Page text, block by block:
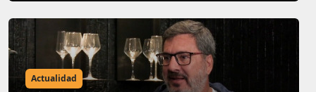
Actualidad